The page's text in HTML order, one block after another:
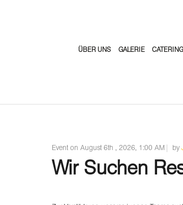
ÜBER UNS GALERIE CATERING
Event on August 6th , 2026, 1:00 AM by
Wir Suchen